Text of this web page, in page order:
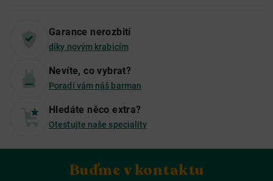
Garance nerozbití
díky novým krabicím
Nevíte, co vybrat?
Poradí vám náš barman
Hledáte něco extra?
Otestujte naše speciality
Buďme v kontaktu